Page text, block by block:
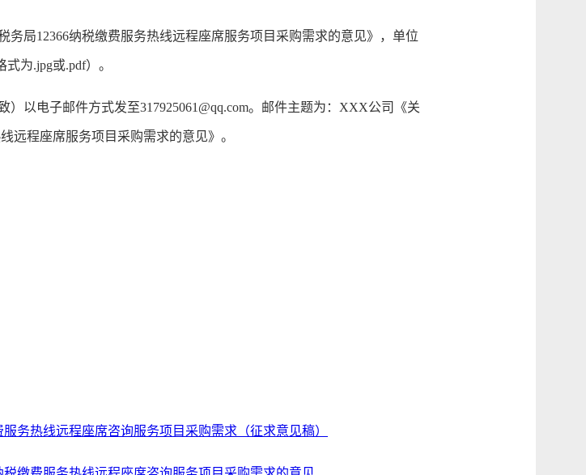
局12366纳税缴费服务热线远程座席服务项目采购需求的意见》，单位
为.jpg或.pdf）。
以电子邮件方式发至317925061@qq.com。邮件主题为：XXX公司《关
远程座席服务项目采购需求的意见》。
务热线远程座席咨询服务项目采购需求（征求意见稿）